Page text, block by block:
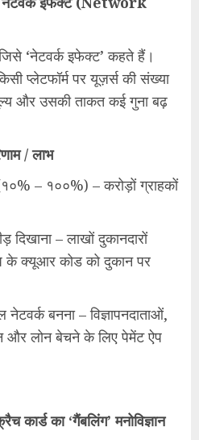
‘नेटवर्क इफेक्ट’ कहते हैं।
प्लेटफॉर्म पर यूज़र्स की संख्या
और उसकी ताकत कई गुना बढ़
/ लाभ
– १००%) – करोड़ों ग्राहकों
दिखाना – लाखों दुकानदारों
क्यूआर कोड को दुकान पर
नेटवर्क बनना – विज्ञापनदाताओं,
और लोन बेचने के लिए पेमेंट ऐप
का ‘गैंबलिंग’ मनोविज्ञान